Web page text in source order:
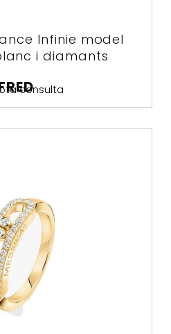
Infinie model
i diamants
consulta